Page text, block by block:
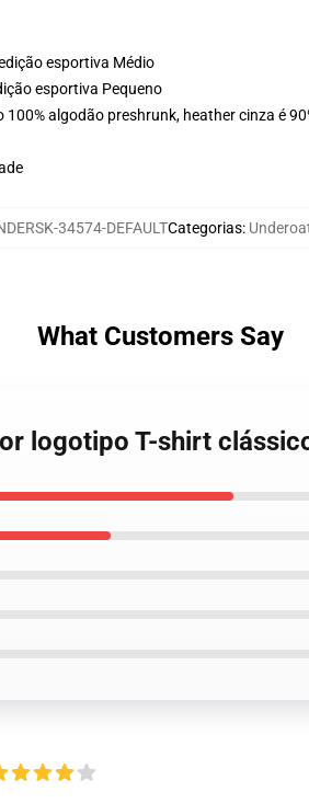
esportiva Médio
esportiva Pequeno
algodão preshrunk, heather cinza é
34574-DEFAULTCategorias:
What Customers Say
logotipo T-shirt